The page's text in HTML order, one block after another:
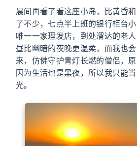
晨间再看了看这座小岛，比黄昏
了不少，七点半上班的银行柜台
唯一一家理发店，到处溜达的老
昼比幽暗的夜晚更温柔，而我也
来，仿佛守护青灯长燃的僧侣，
因为生活也是黑夜，所以我只能
光。